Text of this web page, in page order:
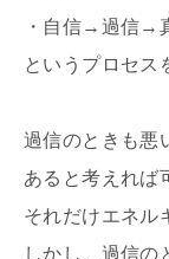
・自信→過信→
というプロセス
過信のときも悪
あると考えれば
それだけエネル
しかし、過信の